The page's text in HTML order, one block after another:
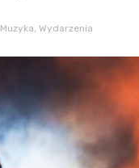
Muzyka, Wydarzenia